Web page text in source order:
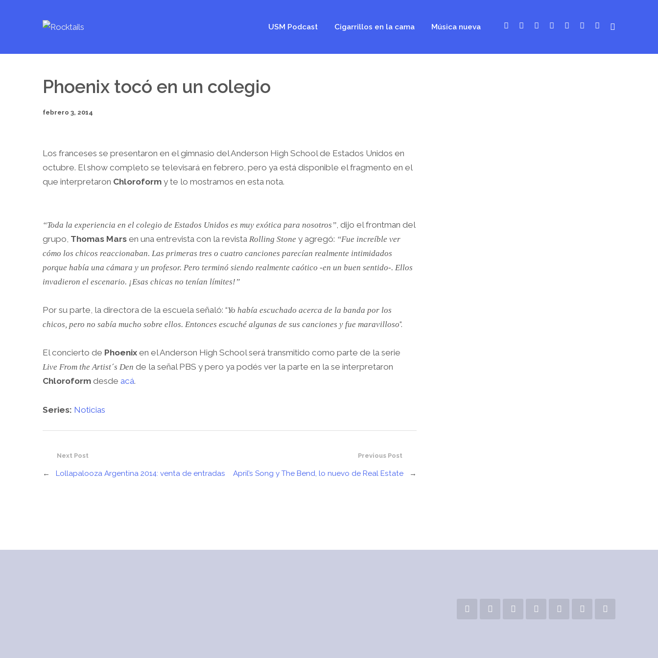
USM Podcast Cigarrillos en la cama Música nueva
Phoenix tocó en un colegio
febrero 3, 2014
Los franceses se presentaron en el gimnasio del Anderson High School de Estados Unidos en
octubre. El show completo se televisará en febrero, pero ya está disponible el fragmento en el
que interpretaron Chloroform y te lo mostramos en esta nota.
“Toda la experiencia en el colegio de Estados Unidos es muy exótica para nosotros” , dijo el frontman del
grupo, Thomas Mars en una entrevista con la revista Rolling Stone y agregó: “Fue increíble ver
cómo los chicos reaccionaban. Las primeras tres o cuatro canciones parecían realmente intimidados
porque había una cámara y un profesor. Pero terminó siendo realmente caótico -en un buen sentido-. Ellos
invadieron el escenario. ¡Esas chicas no tenían límites!”
Por su parte, la directora de la escuela señaló: “Yo había escuchado acerca de la banda por los
chicos, pero no sabía mucho sobre ellos. Entonces escuché algunas de sus canciones y fue maravilloso“.
El concierto de Phoenix en el Anderson High School será transmitido como parte de la serie
Live From the Artist´s Den de la señal PBS y pero ya podés ver la parte en la se interpretaron
Chloroform desde acá.
Series: Noticias
Previous Post
April’s Song y The Bend, lo nuevo de Real Estate →
Next Post
← Lollapalooza Argentina 2014: venta de entradas